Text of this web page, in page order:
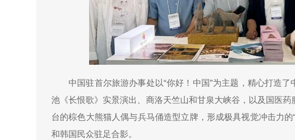
中国驻首尔旅游办事处以“你好！中国”为主题，精心打造
池《长恨歌》实景演出、商洛天竺山和甘泉大峡谷，以及国医
台的棕色大熊猫人偶与兵马俑造型立牌，形成极具视觉冲击力
和韩国民众驻足合影。